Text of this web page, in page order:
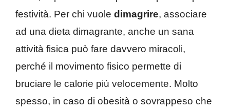
festività. Per chi vuole dimagrire, associare
ad una dieta dimagrante, anche un sana
attività fisica può fare davvero miracoli,
perché il movimento fisico permette di
bruciare le calorie più velocemente. Molto
spesso, in caso di obesità o sovrappeso che